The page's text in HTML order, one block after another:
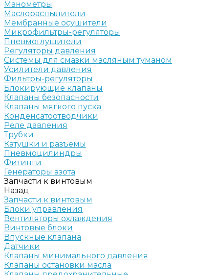
Манометры
Маслораспылители
Мембранные осушители
Микрофильтры-регуляторы
Пневмоглушители
Регуляторы давления
Системы для смазки масляным туманом
Усилители давления
Фильтры-регуляторы
Блокирующие клапаны
Клапаны безопасности
Клапаны мягкого пуска
Конденсатоотводчики
Реле давления
Трубки
Катушки и разъёмы
Пневмоцилиндры
Фитинги
Генераторы азота
Запчасти к винтовым
Назад
Запчасти к винтовым
Блоки управления
Вентиляторы охлаждения
Винтовые блоки
Впускные клапана
Датчики
Клапаны минимального давления
Клапаны остановки масла